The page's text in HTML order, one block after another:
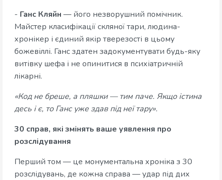
- Ганс Кляйн — його незворушний помічник.
Майстер класифікації скляної тари, людина-
хронікер і єдиний якір тверезості в цьому
божевіллі. Ганс здатен задокументувати будь-яку
витівку шефа і не опинитися в психіатричній
лікарні.
«Код не бреше, а пляшки — тим паче. Якщо істина
десь і є, то Ганс уже здав під неї тару».
30 справ, які змінять ваше уявлення про
розслідування
Перший том — це монументальна хроніка з 30
розслідувань, де кожна справа — удар під дих